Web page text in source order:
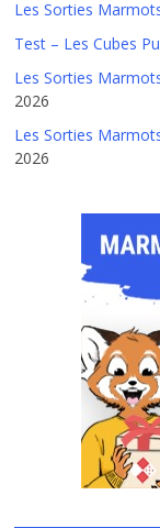
Les Sorties
Test – Les Cubes
Les Sorties
2026
Les Sorties
2026